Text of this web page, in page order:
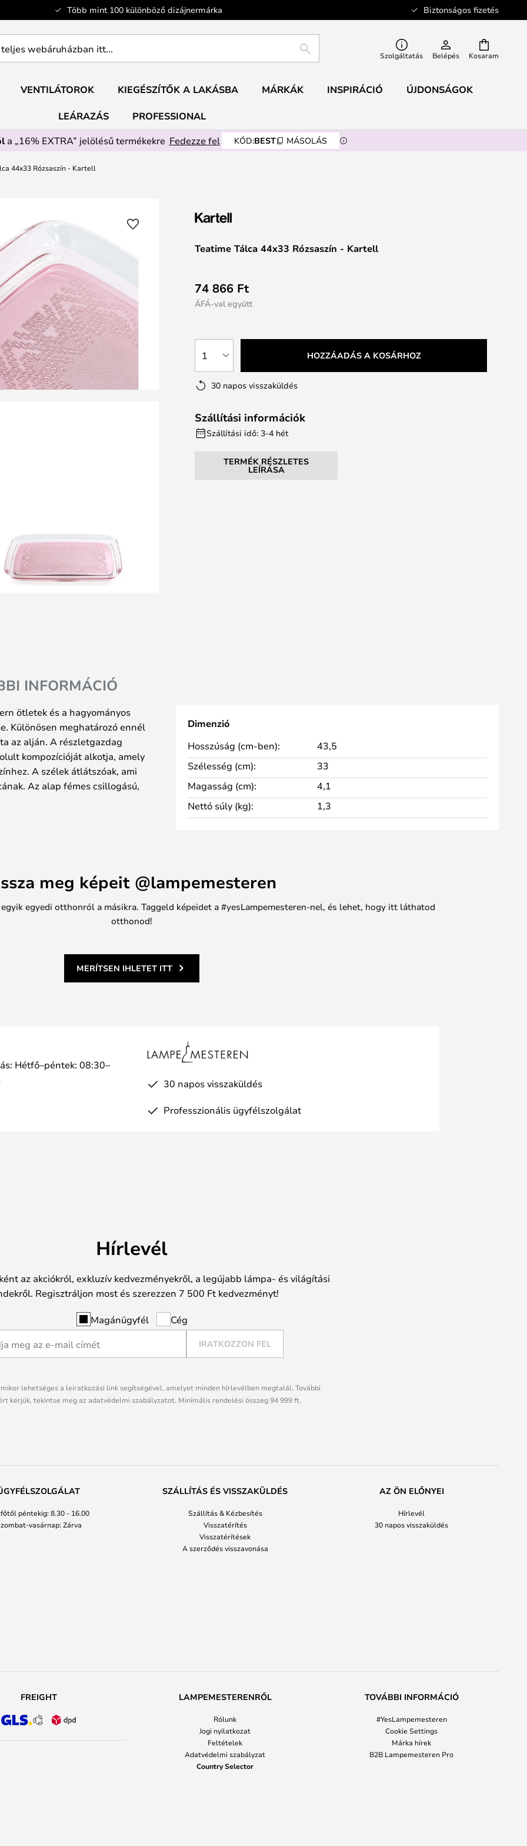
Több mint 100 különböző dizájnermárka Biztonságos fizetés
Kosaram
KERESÉS Szolgáltatás Belépés
VENTILÁTOROK KIEGÉSZÍTŐK A LAKÁSBA MÁRKÁK INSPIRÁCIÓ ÚJDONSÁGOK
LEÁRAZÁS
PROFESSIONAL
a „16% EXTRA” jelölésű termékekre Fedezze fel KÓD:BEST MÁSOLÁS
44x33 Rózsaszín - Kartell
Teatime Tálca 44x33 Rózsaszín - Kartell
74 866 Ft
ÁFÁ-val együtt
1 HOZZÁADÁS A KOSÁRHOZ
30 napos visszaküldés
Szállítási információk
Szállítási idő: 3-4 hét
TERMÉK RÉSZLETES
LEÍRÁSA
INFORMÁCIÓ
ötletek és a hagyományos
Különösen meghatározó ennél
az alján. A részletgazdag
kompozícióját alkotja, amely
A szélek átlátszóak, ami
Az alap fémes csillogású,
teszi a tálca
és minőségét a szűz
segítve a tartós és
színben kapható: bronz,
Dimenzió
Hosszúság (cm-ben):
43,5
Szélesség (cm):
33
Magasság (cm):
4,1
Nettó súly (kg):
1,3
meg képeit @lampemesteren
egyedi otthonról a másikra. Taggeld képeidet a #yesLampemesteren-nel, és lehet, hogy itt láthatod
otthonod!
MERÍTSEN IHLETET ITT
Hétfő–péntek: 08:30–
30 napos visszaküldés
Professzionális ügyfélszolgálat
Hírlevél
az akciókról, exkluzív kedvezményekről, a legújabb lámpa- és világítási
Regisztráljon most és szerezzen 7 500 Ft kedvezményt!
Magánügyfél Cég
IRATKOZZON FEL
lehetséges a leiratkozási link segítségével, amelyet minden hírlevélben megtalál. További
kérjük, tekintse meg az adatvédelmi szabályzatot. Minimális rendelési összeg 94 999 ft.
péntekig: 8.30 - 16.00
vasárnap: Zárva
SZÁLLÍTÁS ÉS VISSZAKÜLDÉS
Szállítás & Kézbesítés
Visszatérítés
Visszatérítések
A szerződés visszavonása
AZ ÖN ELŐNYEI
Hírlevél
30 napos visszaküldés
FREIGHT LAMPEMESTERENRŐL
Rólunk
Jogi nyilatkozat
Feltételek
Adatvédelmi szabályzat
Country Selector
TOVÁBBI INFORMÁCIÓ
#YesLampemesteren
Cookie Settings
Márka hírek
B2B Lampemesteren Pro